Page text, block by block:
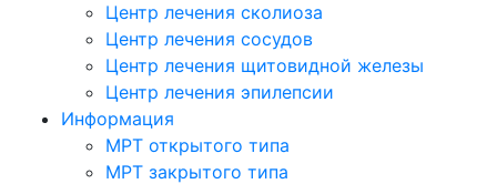
Центр лечения сколиоза
Центр лечения сосудов
Центр лечения щитовидной железы
Центр лечения эпилепсии
Информация
МРТ открытого типа
МРТ закрытого типа